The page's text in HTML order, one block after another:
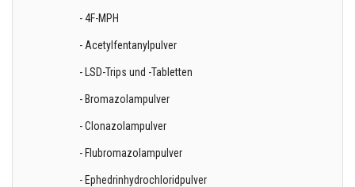
- 4F-MPH
- Acetylfentanylpulver
- LSD-Trips und -Tabletten
- Bromazolampulver
- Clonazolampulver
- Flubromazolampulver
- Ephedrinhydrochloridpulver